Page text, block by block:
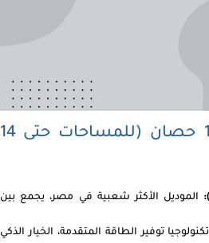
أولاً: تكييف ميديا 1.5 حصان (للمساحات حتى 14
الموديل الأكثر شعبية في مصر، يجمع بين
تكنولوجيا توفير الطاقة المتقدمة، الخيار الذكي